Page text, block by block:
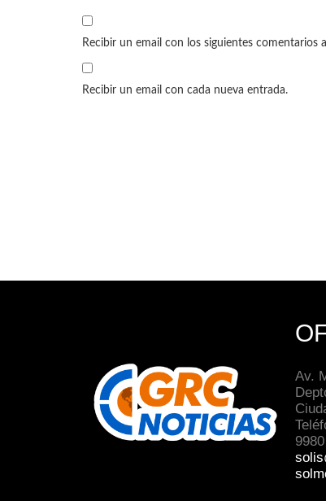
Recibir un email con los siguientes comentarios
Recibir un email con cada nueva entrada.
Av.